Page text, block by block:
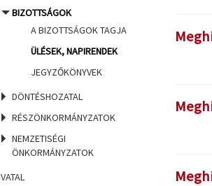
BIZOTTSÁGOK
A BIZOTTSÁGOK TAGJA
ÜLÉSEK, NAPIRENDEK
JEGYZŐKÖNYVEK
DÖNTÉSHOZATAL
RÉSZÖNKORMÁNYZATOK
NEMZETISÉGI
ÖNKORMÁNYZATOK